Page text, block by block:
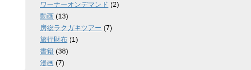
ワーナーオンデマンド (2)
動画 (13)
房総ラクガキツアー (7)
旅行財布 (1)
書籍 (38)
漫画 (7)